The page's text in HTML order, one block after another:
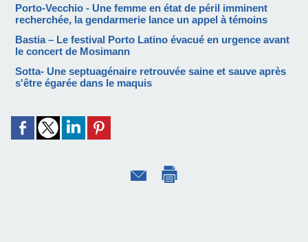
Porto-Vecchio - Une femme en état de péril imminent
recherchée, la gendarmerie lance un appel à témoins
Bastia – Le festival Porto Latino évacué en urgence avant
le concert de Mosimann
Sotta- Une septuagénaire retrouvée saine et sauve après
s'être égarée dans le maquis